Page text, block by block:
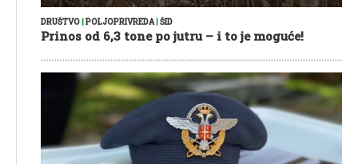
DRUŠTVO POLJOPRIVREDA| ŠID
Prinos od 6,3 tone po jutru – i to je moguće!